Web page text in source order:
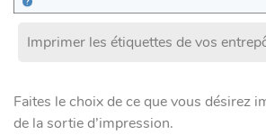
Imprimer les étiquettes de vos
Faites le choix de ce que vous désirez
de la sortie d’impression.